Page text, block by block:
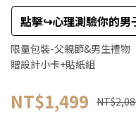
點擊↪︎心理測驗你的男
限量包裝-父親節&男生禮物
贈設計小卡+貼紙組
NT$1,499